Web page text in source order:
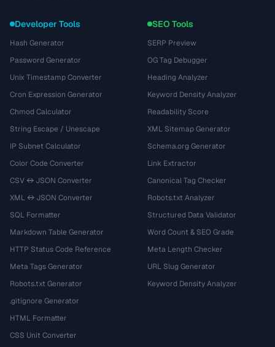
Developer Tools
Hash Generator
Password Generator
Unix Timestamp Converter
Cron Expression Generator
Chmod Calculator
String Escape / Unescape
IP Subnet Calculator
Color Code Converter
CSV ↔ JSON Converter
XML ↔ JSON Converter
SQL Formatter
Markdown Table Generator
HTTP Status Code Reference
Meta Tags Generator
Robots.txt Generator
.gitignore Generator
HTML Formatter
CSS Unit Converter
SEO Tools
SERP Preview
OG Tag Debugger
Heading Analyzer
Keyword Density Analyzer
Readability Score
XML Sitemap Generator
Schema.org Generator
Link Extractor
Canonical Tag Checker
Robots.txt Analyzer
Structured Data Validator
Word Count & SEO Grade
Meta Length Checker
URL Slug Generator
Keyword Density Analyzer